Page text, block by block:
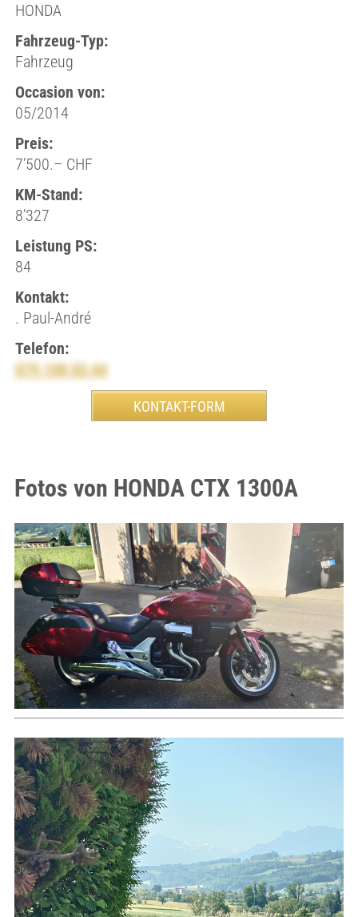
HONDA
Fahrzeug-Typ:
Fahrzeug
Occasion von:
05/2014
Preis:
7’500.– CHF
KM-Stand:
8’327
Leistung PS:
84
Kontakt:
. Paul-André
Telefon:
079 108 03 44
Fotos von HONDA CTX 1300A